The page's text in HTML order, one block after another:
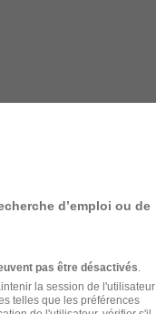
d’emploi ou de
pas être désactivés
la session de l'utilisateur
telles que les préférences